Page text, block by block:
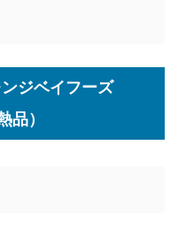
ジベイフーズ
品）